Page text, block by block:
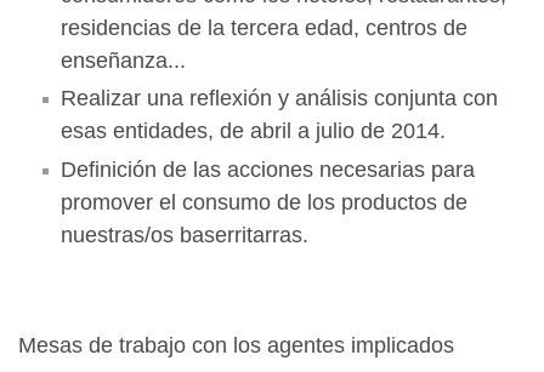
residencias de la tercera edad, centros de
enseñanza...
Realizar una reflexión y análisis conjunta con
esas entidades, de abril a julio de 2014.
Definición de las acciones necesarias para
promover el consumo de los productos de
nuestras/os baserritarras.
Mesas de trabajo con los agentes implicados